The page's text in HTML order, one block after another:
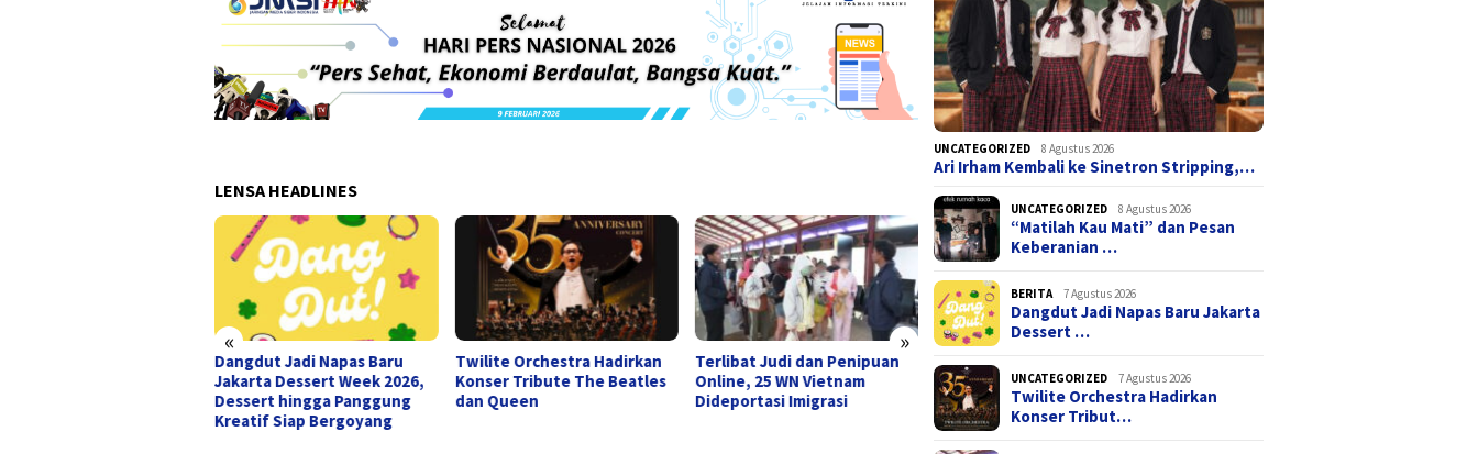
LENSA HEADLINES
« »
Dangdut Jadi Napas Baru
Jakarta Dessert Week 2026,
Dessert hingga Panggung
Kreatif Siap Bergoyang
Twilite Orchestra Hadirkan
Konser Tribute The Beatles
dan Queen
Terlibat Judi dan Penipuan
Online, 25 WN Vietnam
Dideportasi Imigrasi
Sandal Minimax Asal
Tangerang Unjuk Gigi di Mall
Taman Anggrek, Dilirik
Pejabat Hingga Kapolres
Sinetron Stripping, Adu
Chemistry dengan Elsa
Japasal di “Ternyata Ini
UNCATEGORIZED 8 Agustus 2026
Ari Irham Kembali ke Sinetron Stripping,…
UNCATEGORIZED 8 Agustus 2026
“Matilah Kau Mati” dan Pesan
Keberanian …
BERITA 7 Agustus 2026
Dangdut Jadi Napas Baru Jakarta
Dessert …
UNCATEGORIZED 7 Agustus 2026
Twilite Orchestra Hadirkan
Konser Tribut…